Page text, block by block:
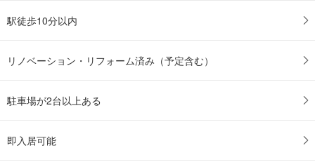
駅徒歩10分以内
リノベーション・リフォーム済み（予定含む）
駐車場が2台以上ある
即入居可能